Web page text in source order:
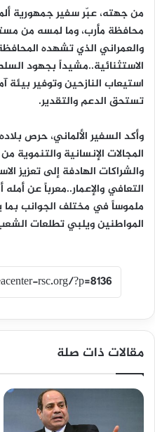
من جهته، عبّر سفير جمهورية
محافظة مأرب، وما لمسه من
والعمراني الذي تشهده
الاستثنائية..مشيداً بجهود
استيعاب النازحين وتوفير
تستحق الدعم والتقدير.
وأكد السفير الألماني، حرص
المجالات الإنسانية والتنموية
والشراكات الهادفة إلى تعزيز
التعافي والإعمار..معرباً عن
ملموساً في مختلف الجوانب
المواطنين ويلبي تطلعات
مقالات ذات صلة